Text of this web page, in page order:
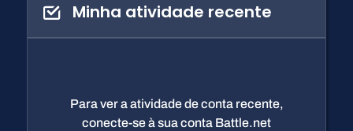
Minha atividade recente
Para ver a atividade de conta recente,
conecte-se à sua conta Battle.net